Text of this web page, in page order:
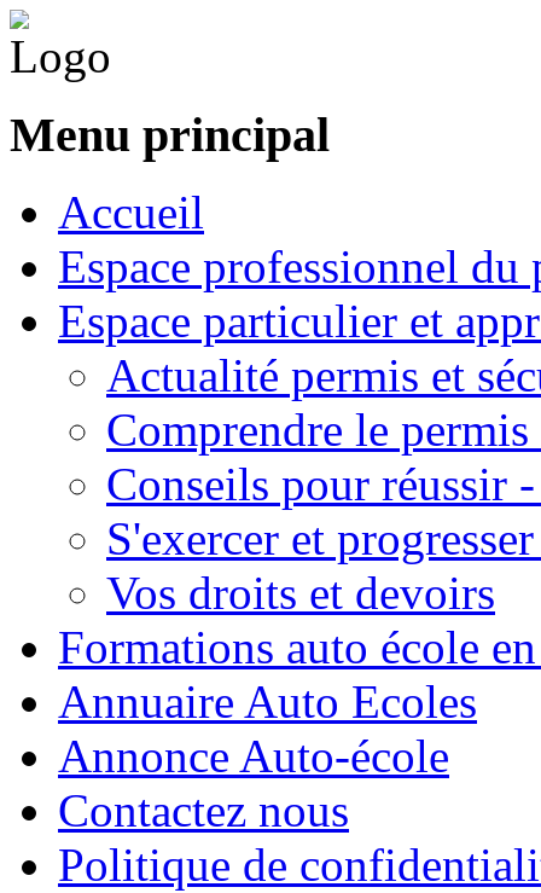
Menu principal
Accueil
Espace professionnel
Espace particulier et
Actualité permis et
Comprendre le permis
Conseils pour réussir
S'exercer et
Vos droits et devoirs
Formations auto école
Annuaire Auto Ecoles
Annonce Auto-école
Contactez nous
Politique de